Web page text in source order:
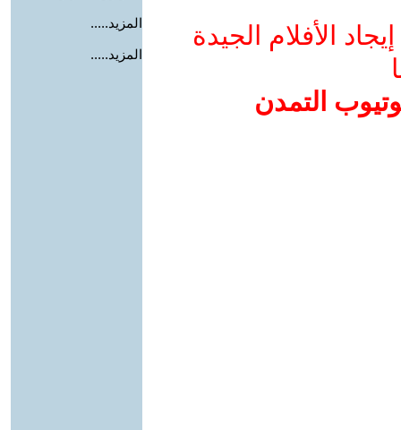
الأفلام الجيدة
التمدن
المزيد.....
المزيد.....